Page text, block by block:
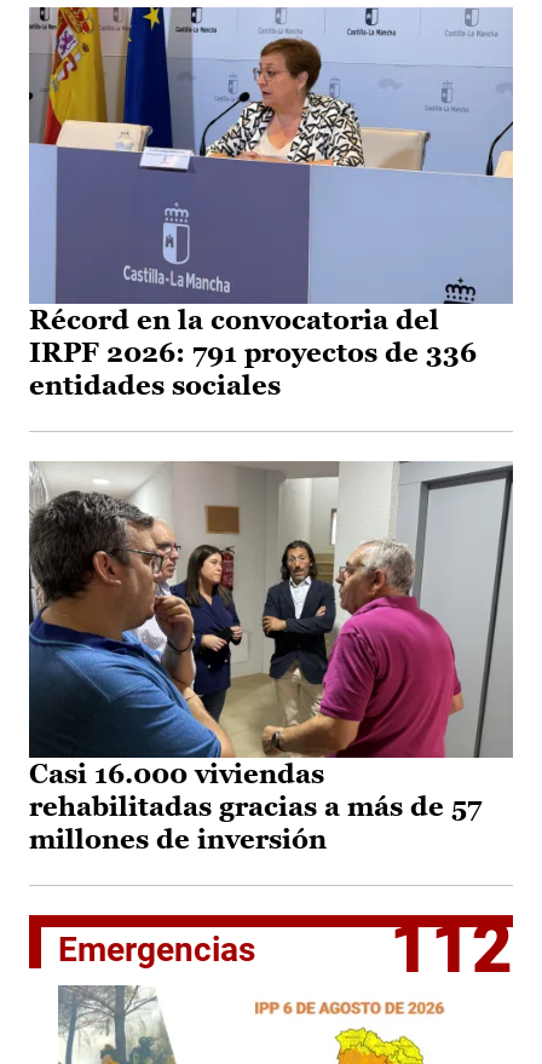
Récord en la convocatoria del
IRPF 2026: 791 proyectos de 336
entidades sociales
Casi 16.000 viviendas
rehabilitadas gracias a más de 57
millones de inversión
Emergencias 112